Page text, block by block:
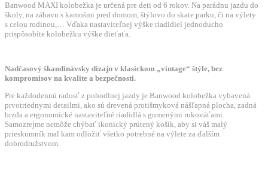
Banwood MAXI kolobežka je určená pre deti od 6 rokov. Na parádnu jazdu do
školy, na zábavu s kamošmi pred domom, štýlovo do skate parku, či na výlety
s celou rodinou,… Vďaka nastaviteľnej výške riadidiel jednoducho
prispôsobíte kolobežku výške dieťaťa.
Nadčasový škandinávsky dizajn v klasickom „vintage“ štýle, bez
kompromisov na kvalite a bezpečnosti.
Pre každodennú radosť z pohodlnej jazdy je Banwood kolobežka vybavená
prvotriednymi detailmi, ako sú drevená protišmyková nášľapná plocha, zadná
brzda a ergonomické nastaviteľné riadidlá s gumenými rukoväťami.
Samozrejme nemôže chýbať ikonický prútený košík, aby si váš malý
prieskumník mal kam odložiť všetko potrebné na výlete za ďalším
dobrodružstvom.